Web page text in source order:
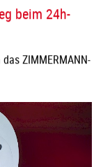
beim 24h-
ZIMMERMANN-